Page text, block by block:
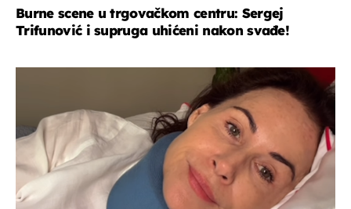
Burne scene u trgovačkom centru: Sergej
Trifunović i supruga uhićeni nakon svađe!